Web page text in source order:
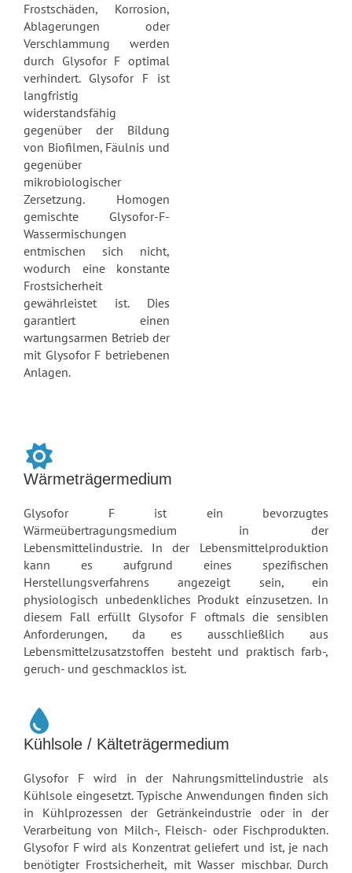
Frostschäden, Korrosion,
Ablagerungen oder
Verschlammung werden
durch Glysofor F optimal
verhindert. Glysofor F ist
langfristig
widerstandsfähig
gegenüber der Bildung
von Biofilmen, Fäulnis und
gegenüber
mikrobiologischer
Zersetzung. Homogen
gemischte Glysofor-F-
Wassermischungen
entmischen sich nicht,
wodurch eine konstante
Frostsicherheit
gewährleistet ist. Dies
garantiert einen
wartungsarmen Betrieb der
mit Glysofor F betriebenen
Anlagen.
Wärmeträgermedium
Glysofor F ist ein bevorzugtes
Wärmeübertragungsmedium in der
Lebensmittelindustrie. In der Lebensmittelproduktion
kann es aufgrund eines spezifischen
Herstellungsverfahrens angezeigt sein, ein
physiologisch unbedenkliches Produkt einzusetzen. In
diesem Fall erfüllt Glysofor F oftmals die sensiblen
Anforderungen, da es ausschließlich aus
Lebensmittelzusatzstoffen besteht und praktisch farb-,
geruch- und geschmacklos ist.
Kühlsole / Kälteträgermedium
Glysofor F wird in der Nahrungsmittelindustrie als
Kühlsole eingesetzt. Typische Anwendungen finden sich
in Kühlprozessen der Getränkeindustrie oder in der
Verarbeitung von Milch-, Fleisch- oder Fischprodukten.
Glysofor F wird als Konzentrat geliefert und ist, je nach
benötigter Frostsicherheit, mit Wasser mischbar. Durch